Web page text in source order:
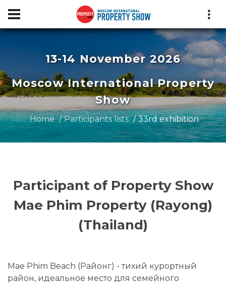
13-14 November 2026
Moscow International Property
Show
Home Participants lists 33rd exhibition
Participant of Property Show
Mae Phim Property (Rayong)
(Thailand)
Mae Phim Beach (Районг) - тихий курортный
район, идеальное место для семейного